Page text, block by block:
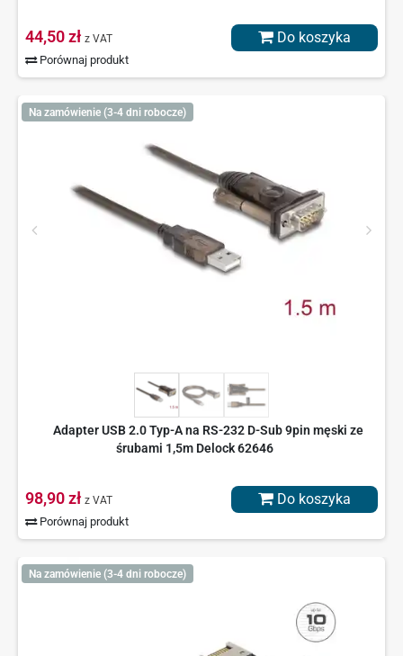
44,50 zł z VAT
Porównaj produkt
Do koszyka
Na zamówienie (3-4 dni robocze)
Adapter USB 2.0 Typ-A na RS-232 D-Sub 9pin męski ze
śrubami 1,5m Delock 62646
98,90 zł z VAT
Porównaj produkt
Do koszyka
Na zamówienie (3-4 dni robocze)